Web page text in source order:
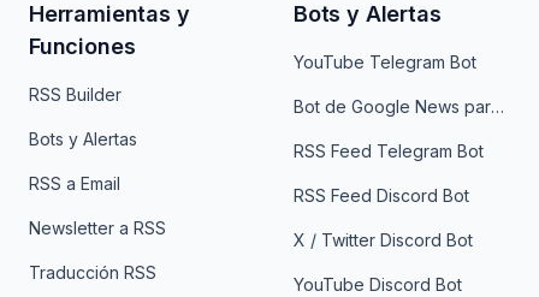
Herramientas y
Funciones
RSS Builder
Bots y Alertas
RSS a Email
Newsletter a RSS
Traducción RSS
Bots y Alertas
YouTube Telegram Bot
Bot de Google News para Telegram
RSS Feed Telegram Bot
RSS Feed Discord Bot
X / Twitter Discord Bot
YouTube Discord Bot